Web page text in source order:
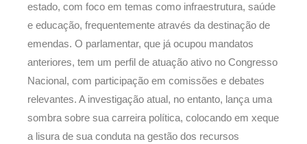
estado, com foco em temas como infraestrutura, saúde
e educação, frequentemente através da destinação de
emendas. O parlamentar, que já ocupou mandatos
anteriores, tem um perfil de atuação ativo no Congresso
Nacional, com participação em comissões e debates
relevantes. A investigação atual, no entanto, lança uma
sombra sobre sua carreira política, colocando em xeque
a lisura de sua conduta na gestão dos recursos